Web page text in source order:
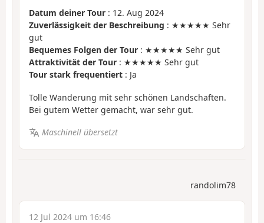
Datum deiner Tour : 12. Aug 2024
Zuverlässigkeit der Beschreibung : ★★★★★ Sehr
gut
Bequemes Folgen der Tour : ★★★★★ Sehr gut
Attraktivität der Tour : ★★★★★ Sehr gut
Tour stark frequentiert : Ja
Tolle Wanderung mit sehr schönen Landschaften.
Bei gutem Wetter gemacht, war sehr gut.
Maschinell übersetzt
randolim78
12 Jul 2024 um 16:46